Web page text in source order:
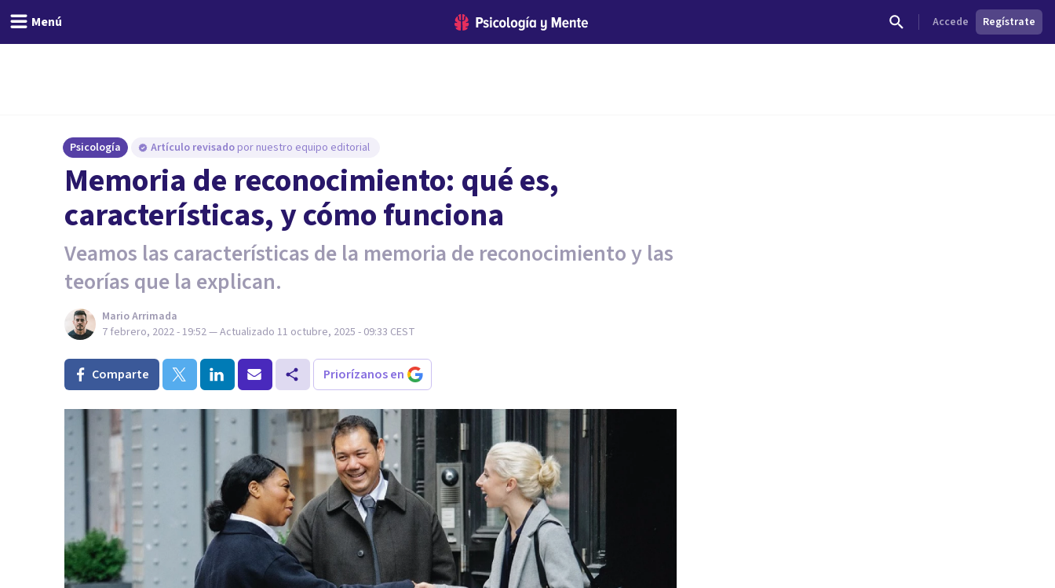
Menú Accede Regístrate
Psicología Artículo revisado por nuestro equipo editorial
Memoria de reconocimiento: qué es,
características, y cómo funciona
Veamos las características de la memoria de reconocimiento y las
teorías que la explican.
Mario Arrimada
7 febrero, 2022 - 19:52— Actualizado 11 octubre, 2025 - 09:33 CEST
Comparte Priorízanos en